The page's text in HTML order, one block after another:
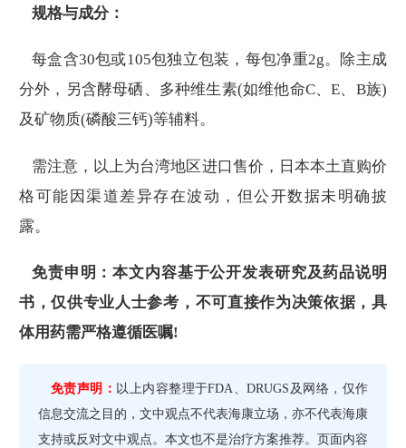
规格与成分：
每盒含30包或105包独立包装，每包净重2g。除主成
分外，另含酵母硒、多种维生素(如维他命C、E、B族)
及矿物质(磷酸三钙)等辅料。
需注意，以上为台湾地区进口售价，日本本土直购价
格可能因渠道差异存在波动，但公开数据未明确披
露。
免责申明：本文内容基于公开发表研究及药品说明
书，仅供专业人士参考，不可直接作为决策依据，具
体用药需严格遵循医嘱!
免责声明： 以上内容整理于FDA、DRUGS及网络，仅作
信息交流之目的，文中观点不代表海康立场，亦不代表海康
支持或反对文中观点。本文也不是治疗方案推荐。页面内容